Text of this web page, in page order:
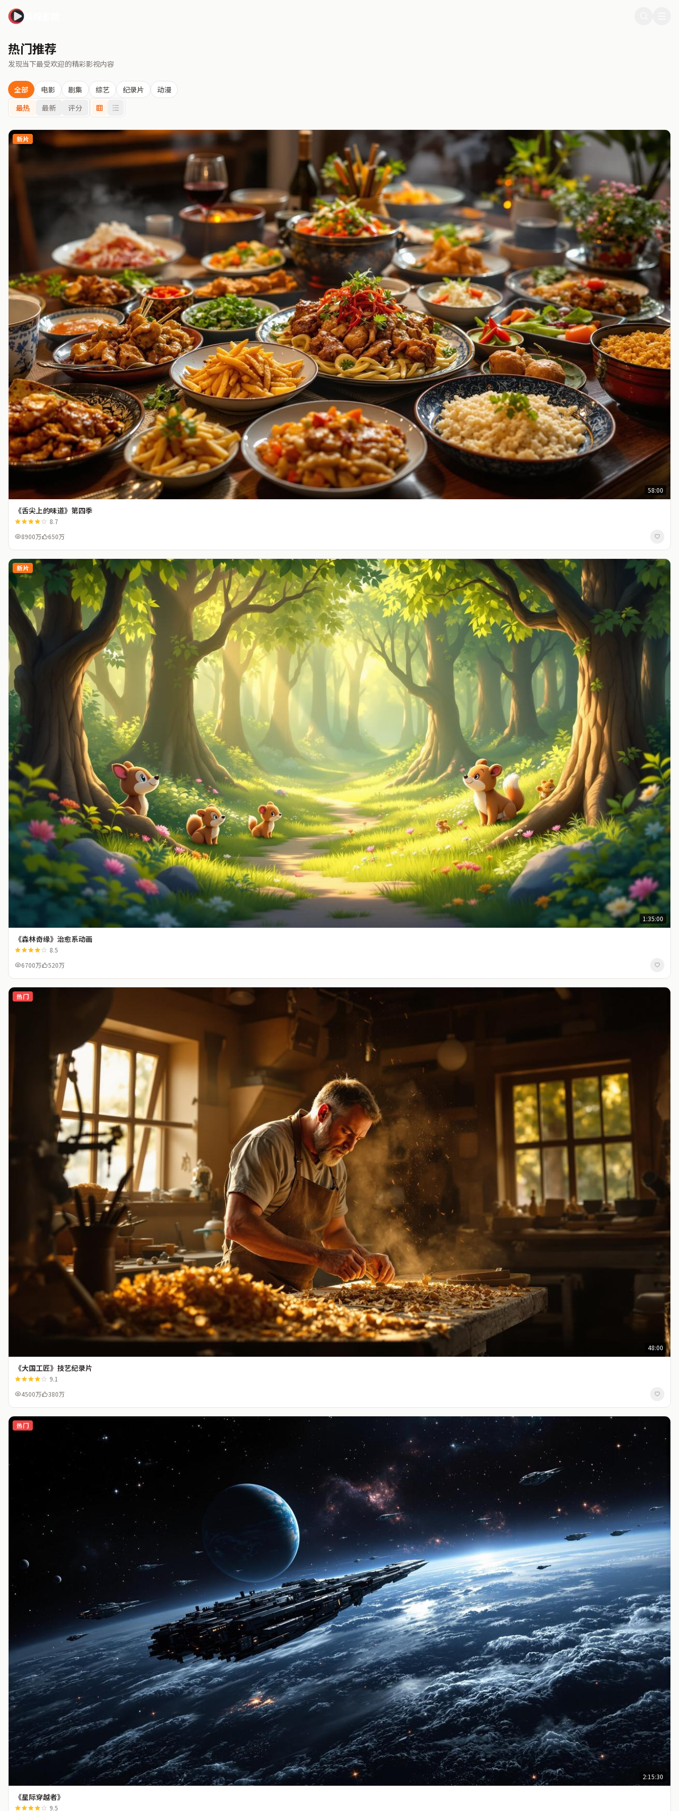
热门推荐
发现当下最受欢迎的精彩影视内容
全部 电影 剧集 综艺 纪录片
动漫
最热
最新 评分
新片
58:00
《舌尖上的味道》第四季
8.7
8900万
650万
新片
1:35:00
《森林奇缘》治愈系动画
8.5
6700万
520万
热门
48:00
《大国工匠》技艺纪录片
9.1
4500万
380万
热门
2:15:30
《星际穿越者》
9.5